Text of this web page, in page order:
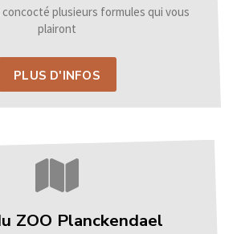
concocté plusieurs formules qui vous
plairont
PLUS D'INFOS
ZOO Planckendael